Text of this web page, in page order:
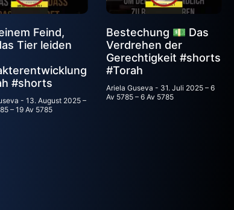
Feind,
Tier leiden
#shorts
13. August 2025 –
– 19 Av 5785
Bestechung 💵 Das
Verdrehen der
Gerechtigkeit #shorts
#Torah
Ariela Guseva
31. Juli 2025 – 6
Av 5785 – 6 Av 5785